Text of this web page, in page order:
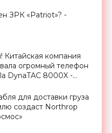
ЗРК «Patriot»? -
Китайская компания
огромный телефон
DynaTAC 8000X -
для доставки груза
создаст Northrop